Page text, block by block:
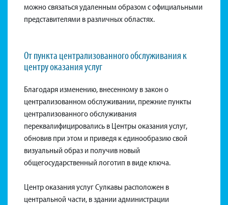
можно связаться удаленным образом с официальными
представителями в различных областях.
От пункта централизованного обслуживания к
центру оказания услуг
Благодаря изменению, внесенному в закон о
централизованном обслуживании, прежние пункты
централизованного обслуживания
переквалифицировались в Центры оказания услуг,
обновив при этом и приведя к единообразию свой
визуальный образ и получив новый
общегосударственный логотип в виде ключа.
Центр оказания услуг Сулкавы расположен в
центральной части, в здании администрации